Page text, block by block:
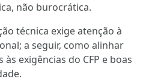
não burocrática.
técnica exige atenção à
a seguir, como alinhar
exigências do CFP e boas